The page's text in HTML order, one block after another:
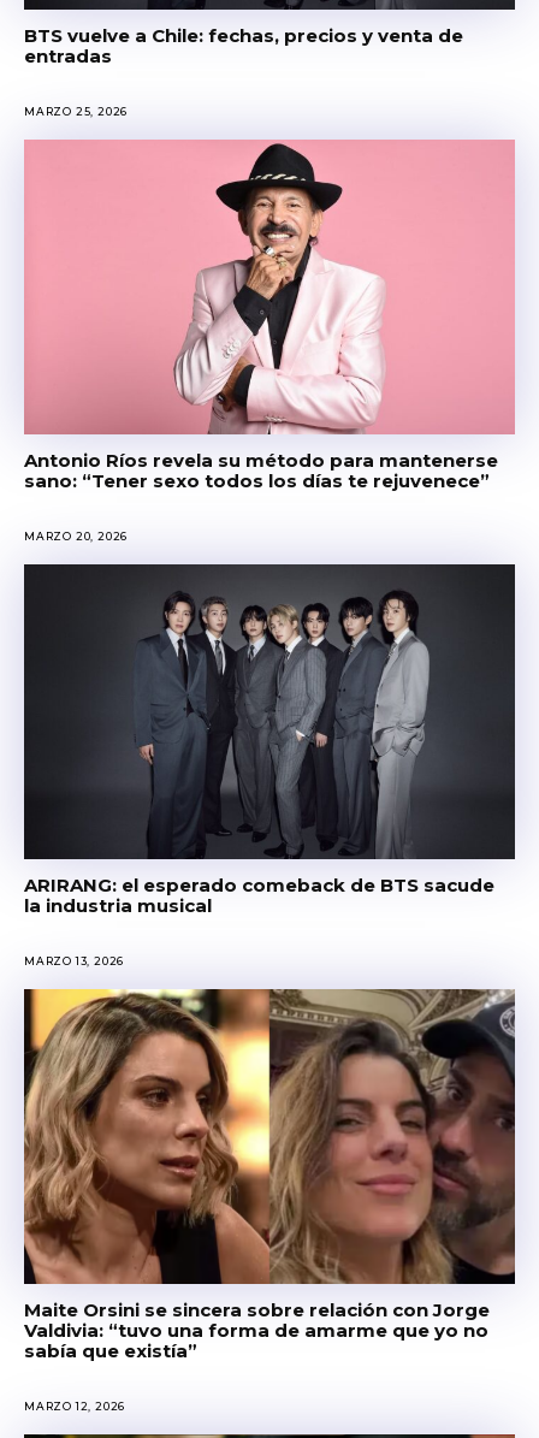
BTS vuelve a Chile: fechas, precios y venta de
entradas
MARZO 25, 2026
Antonio Ríos revela su método para mantenerse
sano: “Tener sexo todos los días te rejuvenece”
MARZO 20, 2026
ARIRANG: el esperado comeback de BTS sacude
la industria musical
MARZO 13, 2026
Maite Orsini se sincera sobre relación con Jorge
Valdivia: “tuvo una forma de amarme que yo no
sabía que existía”
MARZO 12, 2026